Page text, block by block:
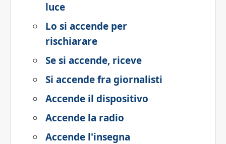
luce
Lo si accende per
rischiarare
Se si accende, riceve
Si accende fra giornalisti
Accende il dispositivo
Accende la radio
Accende l'insegna